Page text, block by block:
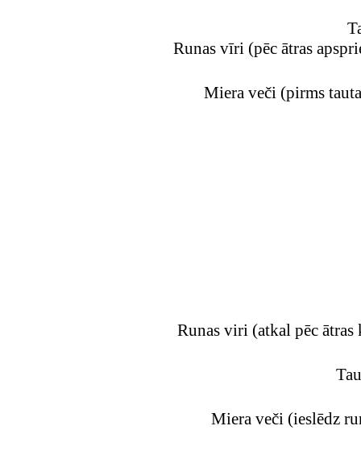
Runas vīri (pēc ātras
Miera veči (pirms
Runas viri (atkal pēc ātras
Miera veči (ieslēdz